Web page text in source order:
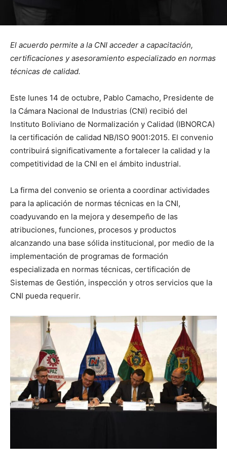
El acuerdo permite a la CNI acceder a capacitación,
certificaciones y asesoramiento especializado en normas
técnicas de calidad.
Este lunes 14 de octubre, Pablo Camacho, Presidente de
la Cámara Nacional de Industrias (CNI) recibió del
Instituto Boliviano de Normalización y Calidad (IBNORCA)
la certificación de calidad NB/ISO 9001:2015. El convenio
contribuirá significativamente a fortalecer la calidad y la
competitividad de la CNI en el ámbito industrial.
La firma del convenio se orienta a coordinar actividades
para la aplicación de normas técnicas en la CNI,
coadyuvando en la mejora y desempeño de las
atribuciones, funciones, procesos y productos
alcanzando una base sólida institucional, por medio de la
implementación de programas de formación
especializada en normas técnicas, certificación de
Sistemas de Gestión, inspección y otros servicios que la
CNI pueda requerir.